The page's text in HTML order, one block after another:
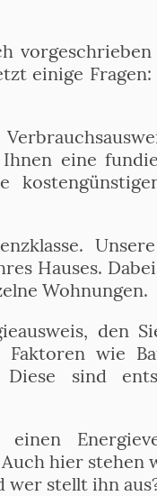
einige
eine
Hauses.
Wohnungen.
den
wie
sind
hier stehen
wer stellt ihn